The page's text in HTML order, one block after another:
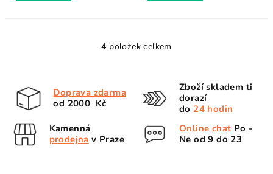
O
4 položek celkem
Doprava zdarma
od 2000 Kč
Zboží skladem ti
dorazí
do 24 hodin
Kamenná
prodejna v Praze
Online chat Po -
Ne od 9 do 23